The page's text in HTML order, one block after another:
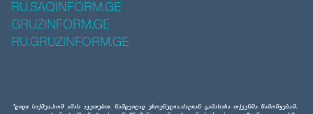
RU.SAQINFORM.GE
GRUZINFORM.GE
RU.GRUZINFORM.GE